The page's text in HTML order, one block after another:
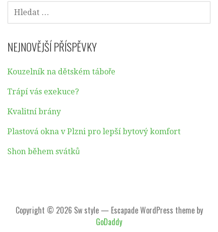
VYHLEDÁVÁNÍ
NEJNOVĚJŠÍ PŘÍSPĚVKY
Kouzelník na dětském táboře
Trápí vás exekuce?
Kvalitní brány
Plastová okna v Plzni pro lepší bytový komfort
Shon během svátků
Copyright © 2026 Sw style — Escapade WordPress theme by
GoDaddy